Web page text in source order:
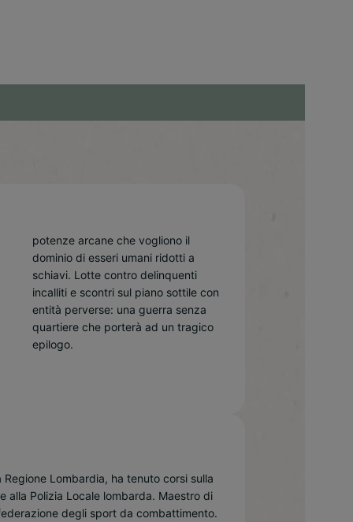
epilogo.
Lombardia, ha tenuto corsi sulla
alla Polizia Locale lombarda. Maestro di
degli sport da combattimento.